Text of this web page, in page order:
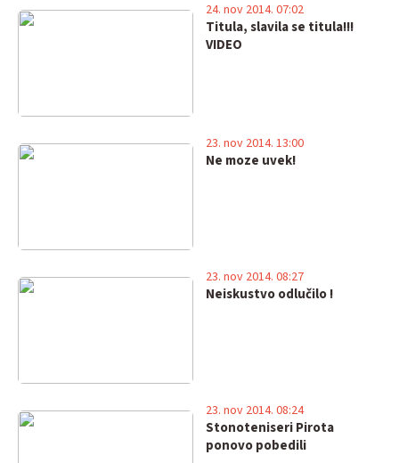
Titula, slavila se titula!!!
VIDEO
24. nov 2014. 07:02
Ne moze uvek!
23. nov 2014. 13:00
Neiskustvo odlučilo !
23. nov 2014. 08:27
Stonoteniseri Pirota
ponovo pobedili
23. nov 2014. 08:24